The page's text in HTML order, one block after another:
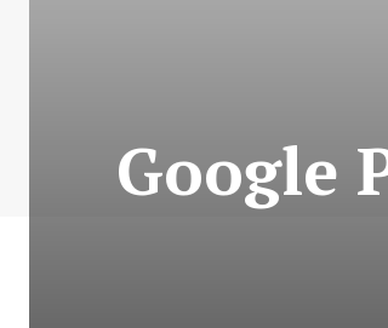
Google